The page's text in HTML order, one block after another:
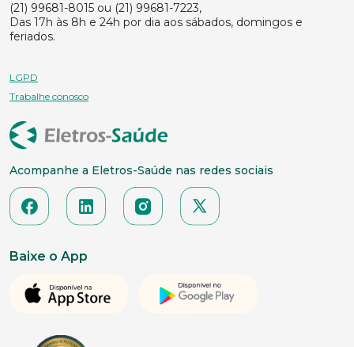
(21) 99681-8015 ou (21) 99681-7223,
Das 17h às 8h e 24h por dia aos sábados, domingos e
feriados.
LGPD
Trabalhe conosco
Acompanhe a Eletros-Saúde nas redes sociais
Baixe o App